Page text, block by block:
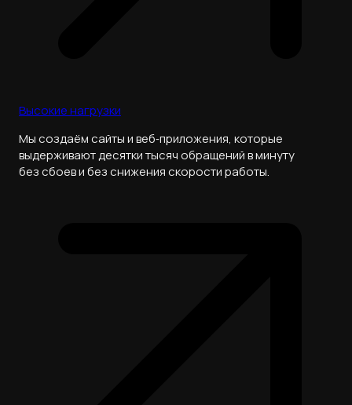
Высокие нагрузки
Мы создаём сайты и веб‑приложения, которые
выдерживают десятки тысяч обращений в минуту
без сбоев и без снижения скорости работы.